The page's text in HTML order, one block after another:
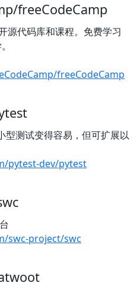
freeCodeCamp
源代码库和课程。免费学习
freeCodeCamp
测试变得容易，但可扩展以
pytest-dev/pytest
swc-project/swc